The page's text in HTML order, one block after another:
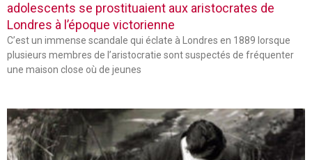
adolescents se prostituaient aux aristocrates de
Londres à l’époque victorienne
C’est un immense scandale qui éclate à Londres en 1889 lorsque
plusieurs membres de l’aristocratie sont suspectés de fréquenter
une maison close où de jeunes